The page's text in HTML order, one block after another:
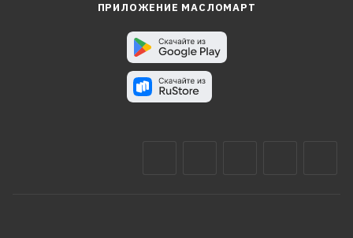
ПРИЛОЖЕНИЕ МАСЛОМАРТ